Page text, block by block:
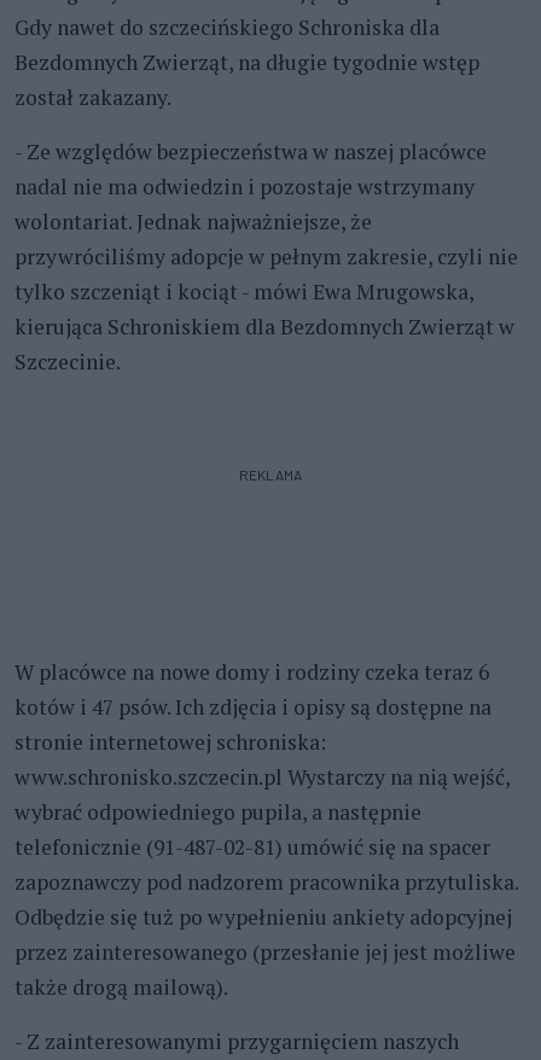
Gdy nawet do szczecińskiego Schroniska dla
Bezdomnych Zwierząt, na długie tygodnie wstęp
został zakazany.
- Ze względów bezpieczeństwa w naszej placówce
nadal nie ma odwiedzin i pozostaje wstrzymany
wolontariat. Jednak najważniejsze, że
przywróciliśmy adopcje w pełnym zakresie, czyli nie
tylko szczeniąt i kociąt - mówi Ewa Mrugowska,
kierująca Schroniskiem dla Bezdomnych Zwierząt w
Szczecinie.
REKLAMA
W placówce na nowe domy i rodziny czeka teraz 6
kotów i 47 psów. Ich zdjęcia i opisy są dostępne na
stronie internetowej schroniska:
www.schronisko.szczecin.pl Wystarczy na nią wejść,
wybrać odpowiedniego pupila, a następnie
telefonicznie (91-487-02-81) umówić się na spacer
zapoznawczy pod nadzorem pracownika przytuliska.
Odbędzie się tuż po wypełnieniu ankiety adopcyjnej
przez zainteresowanego (przesłanie jej jest możliwe
także drogą mailową).
- Z zainteresowanymi przygarnięciem naszych